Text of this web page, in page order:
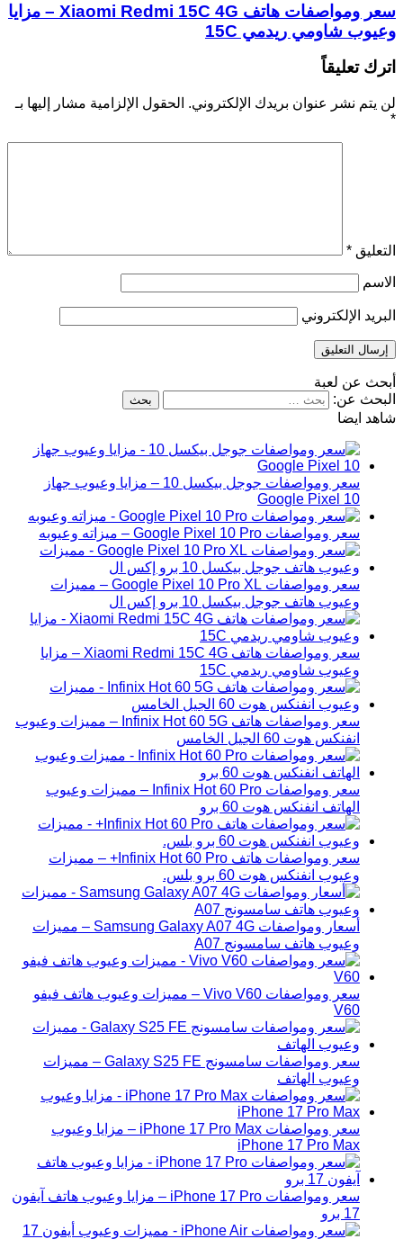
سعر ومواصفات هاتف Xiaomi Redmi 15C 4G – مزايا
وعيوب شاومي ريدمي 15C
اترك تعليقاً
لن يتم نشر عنوان بريدك الإلكتروني. الحقول الإلزامية مشار إليها بـ
*
التعليق *
الاسم
البريد الإلكتروني
أبحث عن لعبة
البحث عن:
شاهد ايضا
سعر ومواصفات جوجل بيكسل 10 – مزايا وعيوب جهاز
Google Pixel 10
سعر ومواصفات Google Pixel 10 Pro – ميزاته وعيوبه
سعر ومواصفات Google Pixel 10 Pro XL – مميزات
وعيوب هاتف جوجل بيكسل 10 برو إكس ال
سعر ومواصفات هاتف Xiaomi Redmi 15C 4G – مزايا
وعيوب شاومي ريدمي 15C
سعر ومواصفات هاتف Infinix Hot 60 5G – مميزات وعيوب
انفنكس هوت 60 الجيل الخامس
سعر ومواصفات Infinix Hot 60 Pro – مميزات وعيوب
الهاتف انفنكس هوت 60 برو
سعر ومواصفات هاتف Infinix Hot 60 Pro+ – مميزات
وعيوب انفنكس هوت 60 برو بلس.
أسعار ومواصفات Samsung Galaxy A07 4G – مميزات
وعيوب هاتف سامسونج A07
سعر ومواصفات Vivo V60 – مميزات وعيوب هاتف فيفو
V60
سعر ومواصفات سامسونج Galaxy S25 FE – مميزات
وعيوب الهاتف
سعر ومواصفات iPhone 17 Pro Max – مزايا وعيوب
iPhone 17 Pro Max
سعر ومواصفات iPhone 17 Pro – مزايا وعيوب هاتف آيفون
17 برو